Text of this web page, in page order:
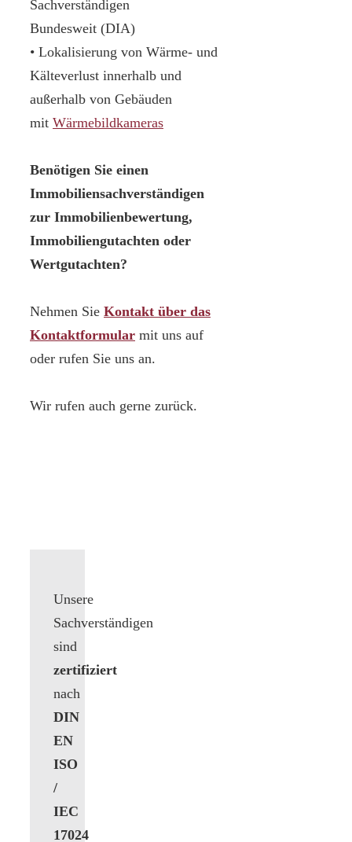
Sachverständigen
Bundesweit (DIA)
• Lokalisierung von Wärme- und
Kälteverlust innerhalb und
außerhalb von Gebäuden
mit Wärmebildkameras
Benötigen Sie einen
Immobiliensachverständigen
zur Immobilienbewertung,
Immobiliengutachten oder
Wertgutachten?
Nehmen Sie Kontakt über das
Kontaktformular mit uns auf
oder rufen Sie uns an.
Wir rufen auch gerne zurück.
Unsere
Sachverständigen
sind
zertifiziert
nach
DIN
EN
ISO
/
IEC
17024